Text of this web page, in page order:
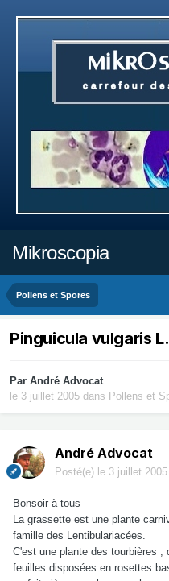
Mikroscopia
Pollens et Spores
Pinguicula vulgaris L.
Par André Advocat
le 3 juillet 2005 dans Pollens et
André Advocat
Posté(e) le 3 juillet 2005
Bonsoir à tous
La grassette est une plante
famille des Lentibulariacées.
C'est une plante des tourbières
feuilles disposées en rosettes